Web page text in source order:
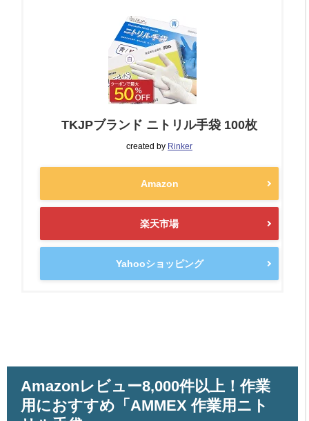
TKJPブランド ニトリル手袋 100枚
created by Rinker
Amazon
楽天市場
Yahooショッピング
Amazonレビュー8,000件以上！作業
用におすすめ「AMMEX 作業用ニト